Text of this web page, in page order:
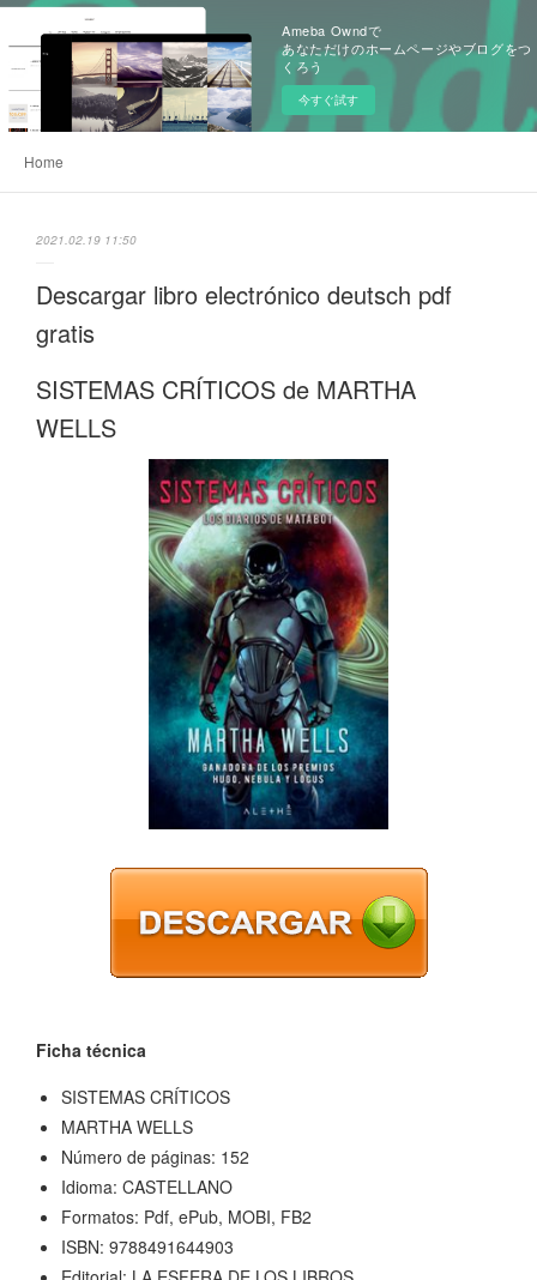
Ameba Owndで
あなただけのホームページやブログをつ
くろう
今すぐ試す
Home
2021.02.19 11:50
Descargar libro electrónico deutsch pdf
gratis
SISTEMAS CRÍTICOS de MARTHA
WELLS
Ficha técnica
SISTEMAS CRÍTICOS
MARTHA WELLS
Número de páginas: 152
Idioma: CASTELLANO
Formatos: Pdf, ePub, MOBI, FB2
ISBN: 9788491644903